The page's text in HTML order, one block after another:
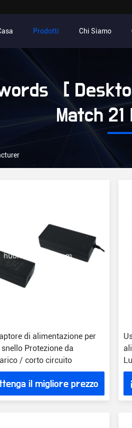
Prodotti Chi Siamo
[
Match
di alimentazione per
Protezione da
/ corto circuito
il migliore prezzo